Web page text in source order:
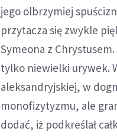
jego olbrzymiej
przytacza się zwykle
Symeona z
tylko niewielki urywek.
aleksandryjskiej, w
monofizytyzmu, ale
dodać, iż podkreślał